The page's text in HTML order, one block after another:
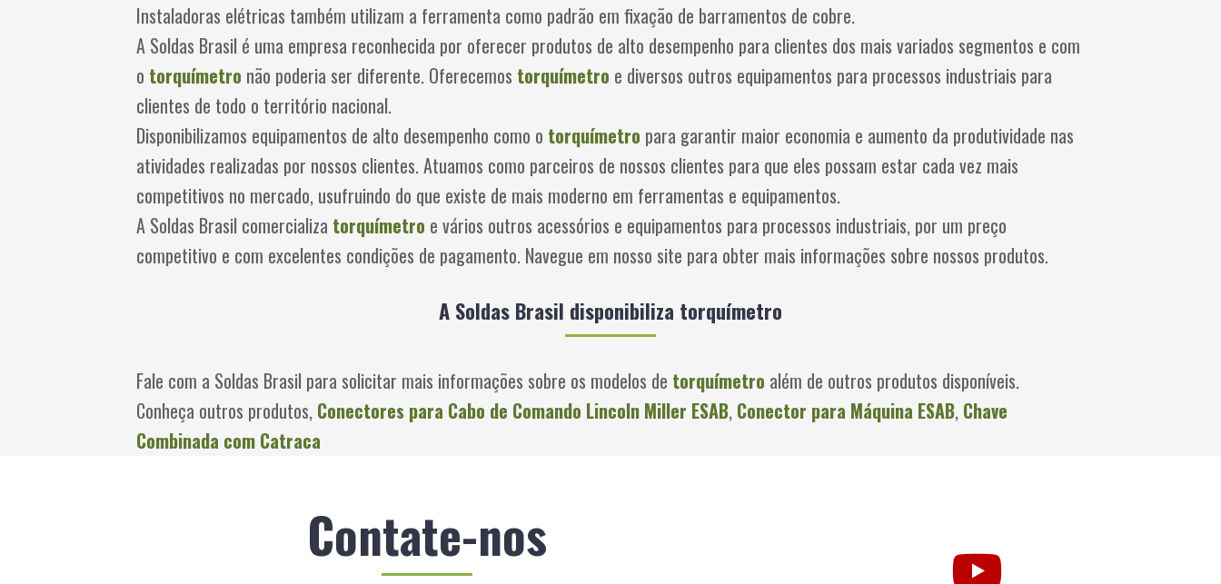
Instaladoras elétricas também utilizam a ferramenta como padrão em fixação de barramentos de cobre.
A Soldas Brasil é uma empresa reconhecida por oferecer produtos de alto desempenho para clientes dos mais variados segmentos e com
o torquímetro não poderia ser diferente. Oferecemos torquímetro e diversos outros equipamentos para processos industriais para
clientes de todo o território nacional.
Disponibilizamos equipamentos de alto desempenho como o torquímetro para garantir maior economia e aumento da produtividade nas
atividades realizadas por nossos clientes. Atuamos como parceiros de nossos clientes para que eles possam estar cada vez mais
competitivos no mercado, usufruindo do que existe de mais moderno em ferramentas e equipamentos.
A Soldas Brasil comercializa torquímetro e vários outros acessórios e equipamentos para processos industriais, por um preço
competitivo e com excelentes condições de pagamento. Navegue em nosso site para obter mais informações sobre nossos produtos.
A Soldas Brasil disponibiliza torquímetro
Fale com a Soldas Brasil para solicitar mais informações sobre os modelos de torquímetro além de outros produtos disponíveis.
Conheça outros produtos, Conectores para Cabo de Comando Lincoln Miller ESAB, Conector para Máquina ESAB, Chave
Combinada com Catraca
Contate-nos